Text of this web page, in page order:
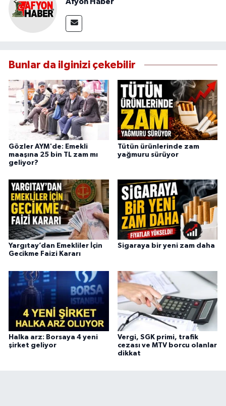
Bunlar da ilginizi çekebilir
Gözler AYM'de: Emekli
maaşına 25 bin TL zam mı
geliyor?
Tütün ürünlerinde zam
yağmuru sürüyor
Yargıtay’dan Emekliler İçin
Gecikme Faizi Kararı
Sigaraya bir yeni zam daha
Halka arz: Borsaya 4 yeni
şirket geliyor
Vergi, SGK primi, trafik
cezası ve MTV borcu olanlar
dikkat